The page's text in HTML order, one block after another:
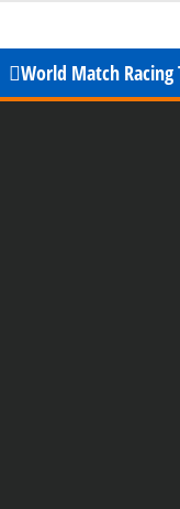
World Match Racing